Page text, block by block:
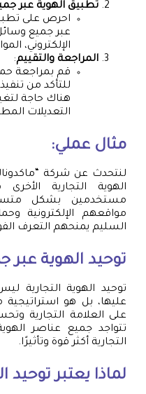
تطبيق الهوية عبر
احرص على
عبر جميع
الإلكتروني،
المراجعة والتقييم:
قم بمراجعة
للتأكد من
هناك حاجة
التعديلات
مثال عملي:
لنتحدث عن شركة
الهوية التجارية
مستخدمين بشكل
مواقعهم الإلكترونية
السليم يمنحهم التعرف
توحيد الهوية عبر
توحيد الهوية التجارية
عليها، بل هو
على العلامة التجارية
تتواجد جميع عناصر
التجارية أكثر قوة وتأثيرًا.
لماذا يعتبر توحيد